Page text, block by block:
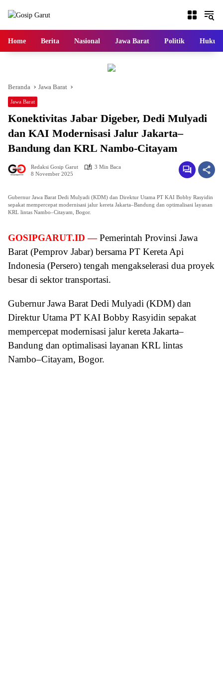
Home Berita Nasional Jawa Barat Politik Hukum
Beranda Jawa Barat
Jawa Barat
Konektivitas Jabar Digeber, Dedi Mulyadi
dan KAI Modernisasi Jalur Jakarta–
Bandung dan KRL Nambo-Citayam
Redaksi Gosip Garut
3 Min Baca
8 November 2025
Gubernur Jawa Barat Dedi Mulyadi (KDM) dan Direktur Utama PT KAI Bobby Rasyidin
sepakat mempercepat modernisasi jalur kereta Jakarta–Bandung dan optimalisasi layanan
KRL lintas Nambo–Citayam, Bogor.
GOSIPGARUT.ID — Pemerintah Provinsi Jawa
Barat (Pemprov Jabar) bersama PT Kereta Api
Indonesia (Persero) tengah mengakselerasi dua proyek
besar di sektor transportasi.
Gubernur Jawa Barat Dedi Mulyadi (KDM) dan
Direktur Utama PT KAI Bobby Rasyidin sepakat
mempercepat modernisasi jalur kereta Jakarta–
Bandung dan optimalisasi layanan KRL lintas
Nambo–Citayam, Bogor.